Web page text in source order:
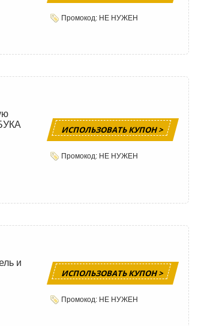
Промокод: НЕ НУЖЕН
ИСПОЛЬЗОВАТЬ КУПОН >
Промокод: НЕ НУЖЕН
и
ИСПОЛЬЗОВАТЬ КУПОН >
Промокод: НЕ НУЖЕН